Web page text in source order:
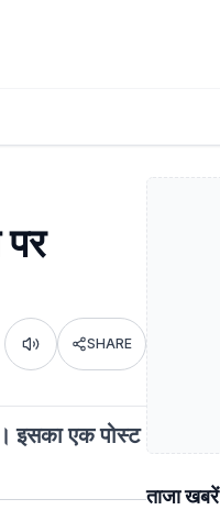
पर
Listen SHARE
इसका एक पोस्ट
ताजा खबरें